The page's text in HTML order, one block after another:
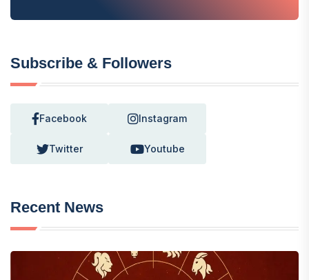
Subscribe & Followers
Facebook Instagram
Twitter Youtube
Recent News